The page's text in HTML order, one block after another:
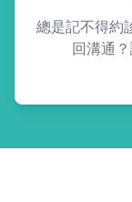
總是記不得約
回溝通